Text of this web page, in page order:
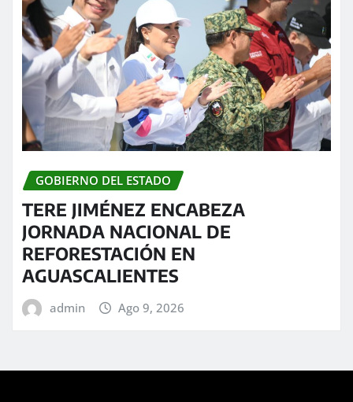
GOBIERNO DEL ESTADO
TERE JIMÉNEZ ENCABEZA
JORNADA NACIONAL DE
REFORESTACIÓN EN
AGUASCALIENTES
admin Ago 9, 2026